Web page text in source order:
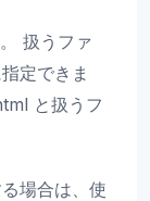
扱うファ
定できま
と扱うフ
場合は、使